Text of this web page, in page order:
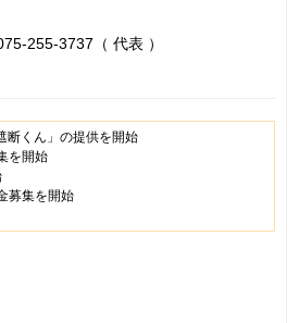
255-3737（ 代表 ）
断くん」の提供を開始
を開始
募集を開始